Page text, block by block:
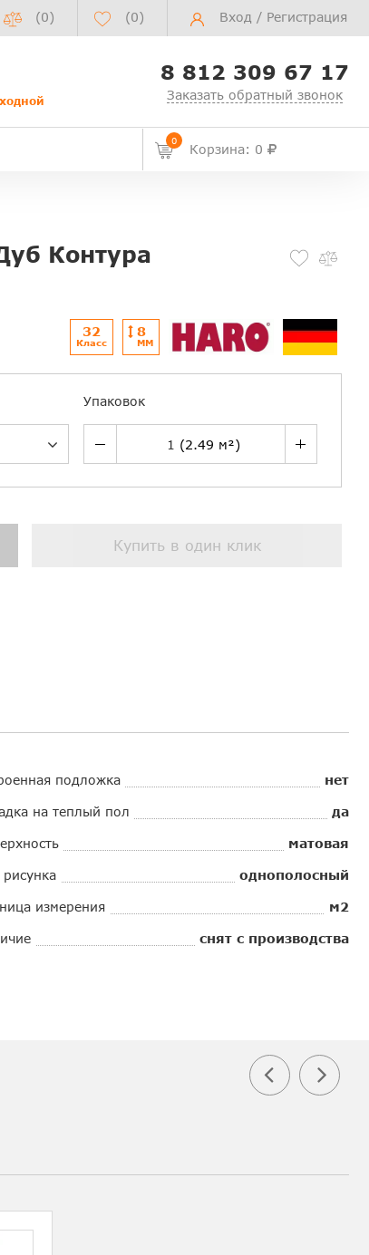
(0) (0) Вход / Регистрация
8 812 309 67 17
Заказать обратный звонок
0
Корзина: 0
Контура
32
Класс
8
ММ
Упаковок
Купить в один клик
подложка нет
на теплый пол да
матовая
однополосный
измерения м2
снят с производства